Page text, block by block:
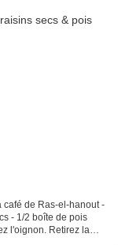
café de Ras-el-hanout -
- 1/2 boîte de pois
l'oignon. Retirez la